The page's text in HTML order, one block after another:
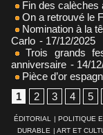
Fin des calèches
On a retrouvé le
Nomination à la
Carlo - 17/12/2025
Trois grands
anniversaire - 14/
Pièce d’or
1
2 3 4 5
ÉDITORIAL | POLITIQUE
DURABLE | ART ET